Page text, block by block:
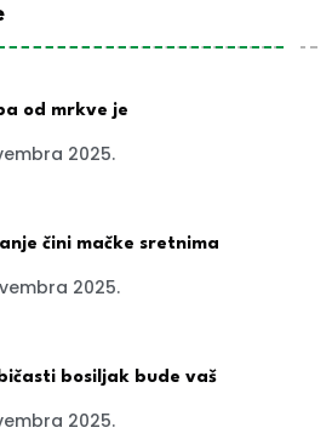
od mrkve je
2025.
čini mačke sretnima
2025.
bosiljak bude vaš
2025.